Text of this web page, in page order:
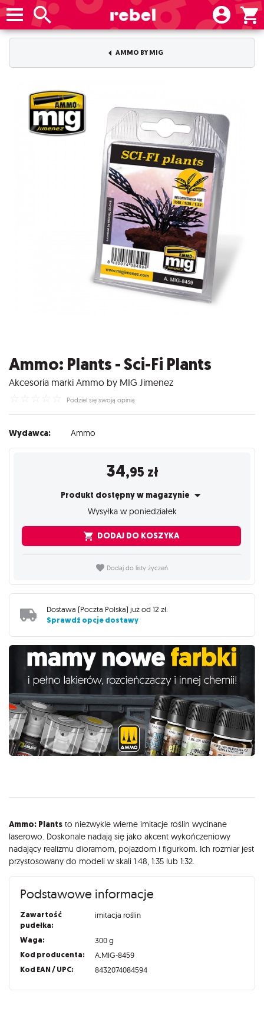
AMMO BY MIG
Ammo: Plants - Sci-Fi Plants
Akcesoria marki Ammo by MIG Jimenez
Podziel się swoją opinią
Wydawca: Ammo
34,95 zł
Produkt dostępny w magazynie
Wysyłka w poniedziałek
DODAJ DO KOSZYKA
Dodaj do listy życzeń
Dostawa (Poczta Polska) już od 12 zł.
Sprawdź opcje dostawy
Opis
Ammo: Plants to niezwykle wierne imitacje roślin wycinane
laserowo. Doskonale nadają się jako akcent wykończeniowy
nadający realizmu dioramom, pojazdom i figurkom. Ich rozmiar jest
przystosowany do modeli w skali 1:48, 1:35 lub 1:32.
Podstawowe informacje
Zawartość
pudełka:
imitacja roślin
Waga: 300 g
Kod producenta: A.MIG-8459
Kod EAN / UPC: 8432074084594